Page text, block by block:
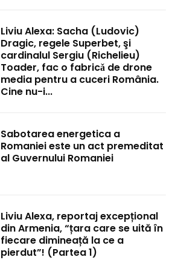
Liviu Alexa: Sacha (Ludovic)
Dragic, regele Superbet, şi
cardinalul Sergiu (Richelieu)
Toader, fac o fabricǎ de drone
media pentru a cuceri România.
Cine nu-i...
Sabotarea energetica a
Romaniei este un act premeditat
al Guvernului Romaniei
Liviu Alexa, reportaj excepțional
din Armenia, “țara care se uită în
fiecare dimineață la ce a
pierdut”! (Partea 1)